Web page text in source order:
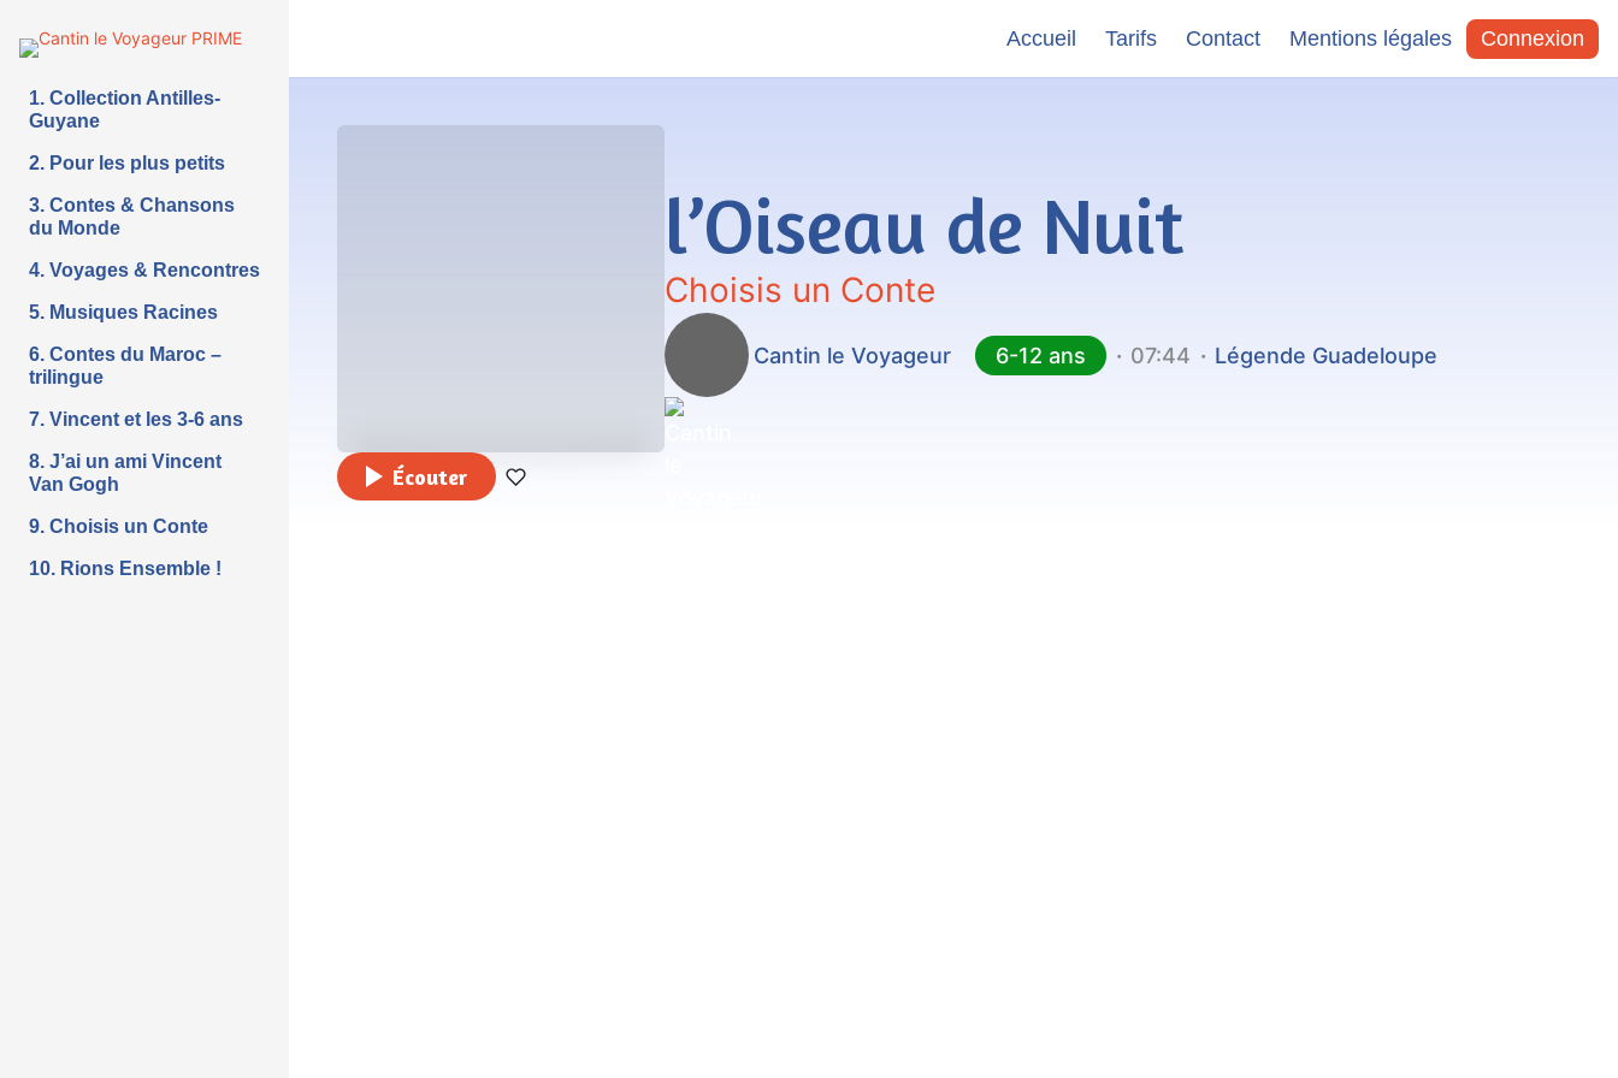
Accueil Tarifs Contact Mentions légales Connexion
1. Collection Antilles-
Guyane
2. Pour les plus petits
3. Contes & Chansons
du Monde
4. Voyages & Rencontres
5. Musiques Racines
6. Contes du Maroc –
trilingue
7. Vincent et les 3-6 ans
8. J’ai un ami Vincent
Van Gogh
9. Choisis un Conte
10. Rions Ensemble !
l’Oiseau de Nuit
Choisis un Conte
Cantin le Voyageur 6-12 ans 07:44 Légende Guadeloupe
Écouter